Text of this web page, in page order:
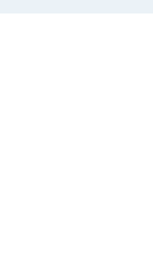
Nomor S-
izin usaha lainnya
pada tahun 2017
Lembaga Pendukung
Transaksi
pada tahun 2018.